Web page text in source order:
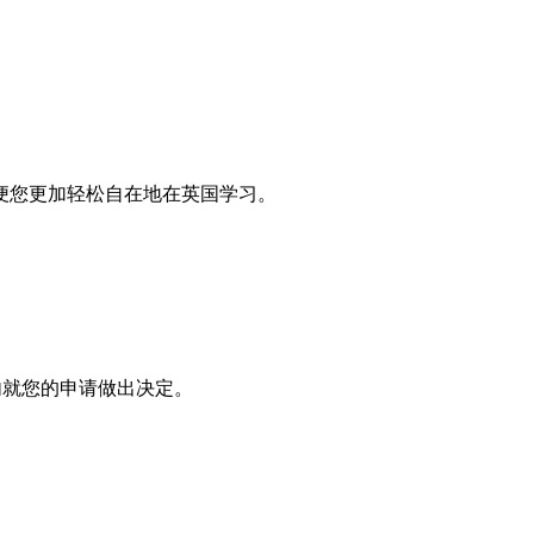
更加轻松自在地在英国学习。
您的申请做出决定。